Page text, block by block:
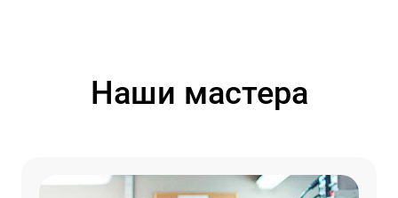
Наши мастера